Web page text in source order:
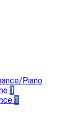
Piano
1
1